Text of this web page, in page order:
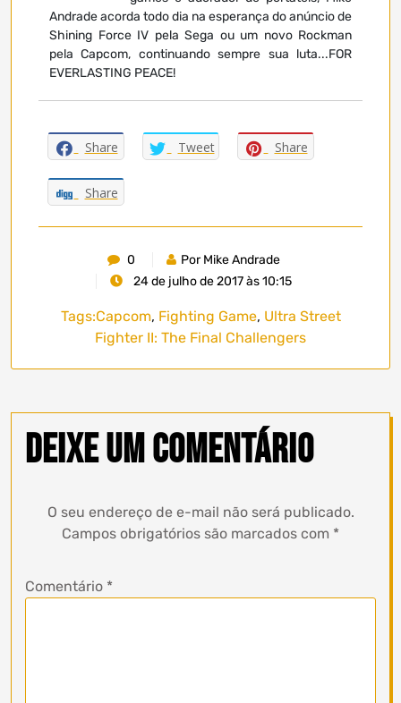
Andrade acorda todo dia na esperança do anúncio de
Shining Force IV pela Sega ou um novo Rockman
pela Capcom, continuando sempre sua luta...FOR
EVERLASTING PEACE!
Share Tweet Share
Share
0
Por Mike Andrade
24 de julho de 2017 às 10:15
Tags:Capcom, Fighting Game, Ultra Street
Fighter II: The Final Challengers
Deixe um comentário
O seu endereço de e-mail não será publicado.
Campos obrigatórios são marcados com *
Comentário *